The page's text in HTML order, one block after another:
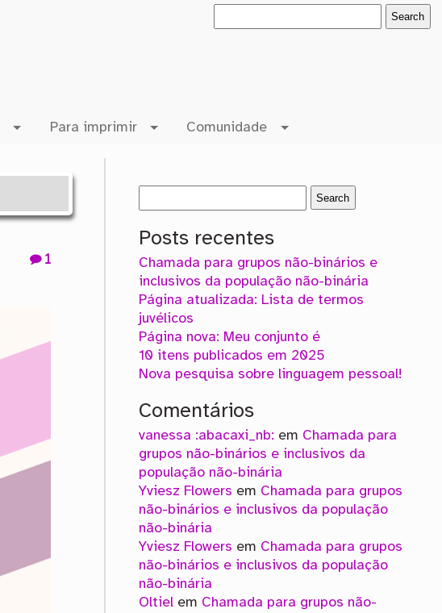
Para imprimir Comunidade
1
Posts recentes
Chamada para grupos não-binários e
inclusivos da população não-binária
Página atualizada: Lista de termos
juvélicos
Página nova: Meu conjunto é
10 itens publicados em 2025
Nova pesquisa sobre linguagem pessoal!
Comentários
vanessa :abacaxi_nb: em Chamada para
grupos não-binários e inclusivos da
população não-binária
Yviesz Flowers em Chamada para grupos
não-binários e inclusivos da população
não-binária
Yviesz Flowers em Chamada para grupos
não-binários e inclusivos da população
não-binária
Oltielem Chamada para grupos não-